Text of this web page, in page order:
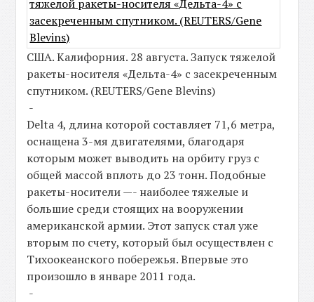
США. Калифорния. 28 августа. Запуск тяжелой
ракеты-носителя «Дельта-4» с засекреченным
спутником. (REUTERS/Gene Blevins)
-
Delta 4, длина которой составляет 71,6 метра,
оснащена 3-мя двигателями, благодаря
которым может выводить на орбиту груз с
общей массой вплоть до 23 тонн. Подобные
ракеты-носители —- наиболее тяжелые и
большие среди стоящих на вооружении
американской армии. Этот запуск стал уже
вторым по счету, который был осуществлен с
Тихоокеанского побережья. Впервые это
произошло в январе 2011 года.
-